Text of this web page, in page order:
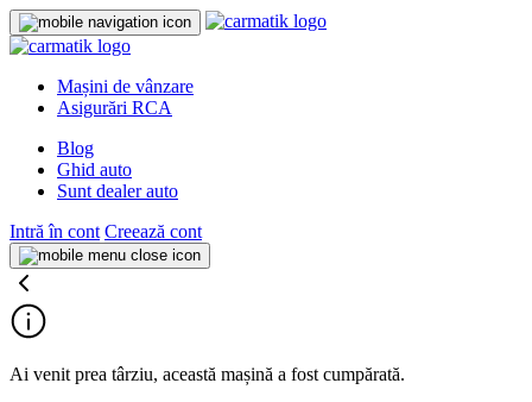
Mașini de vânzare
Asigurări RCA
Blog
Ghid auto
Sunt dealer auto
Intră în cont Creează cont
Ai venit prea târziu, această mașină a fost cumpărată.